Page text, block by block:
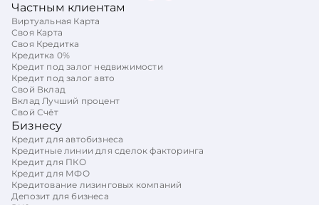
Частным клиентам
Виртуальная Карта
Своя Карта
Своя Кредитка
Кредитка 0%
Кредит под залог недвижимости
Кредит под залог авто
Свой Вклад
Вклад Лучший процент
Свой Счёт
Бизнесу
Кредит для автобизнеса
Кредитные линии для сделок факторинга
Кредит для ПКО
Кредит для МФО
Кредитование лизинговых компаний
Депозит для бизнеса